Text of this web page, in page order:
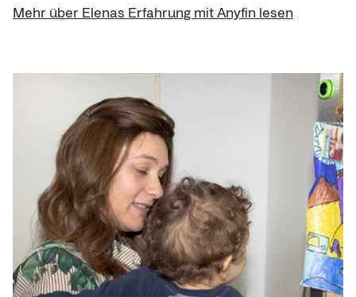
Mehr über Elenas Erfahrung mit Anyfin lesen